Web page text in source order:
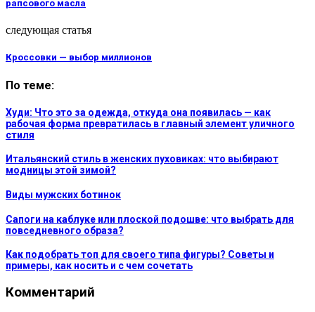
рапсового масла
следующая статья
Кроссовки — выбор миллионов
По теме:
Худи: Что это за одежда, откуда она появилась — как
рабочая форма превратилась в главный элемент уличного
стиля
Итальянский стиль в женских пуховиках: что выбирают
модницы этой зимой?
Виды мужских ботинок
Сапоги на каблуке или плоской подошве: что выбрать для
повседневного образа?
Как подобрать топ для своего типа фигуры? Советы и
примеры, как носить и с чем сочетать
Комментарий